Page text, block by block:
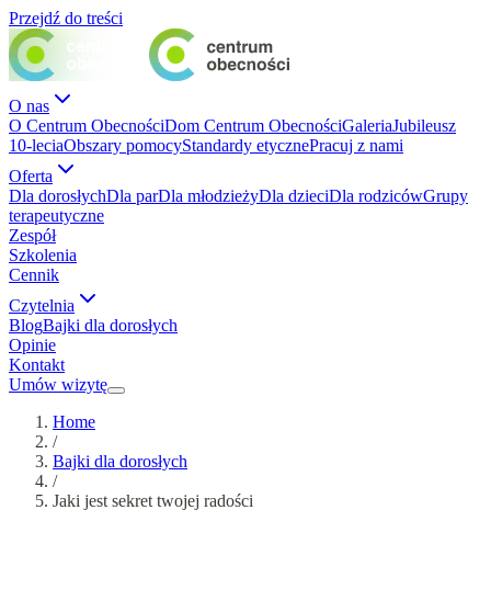
Przejdź do treści
O nas
O Centrum ObecnościDom Centrum ObecnościGaleriaJubileusz
10-leciaObszary pomocyStandardy etycznePracuj z nami
Oferta
Dla dorosłychDla parDla młodzieżyDla dzieciDla rodzicówGrupy
terapeutyczne
Zespół
Szkolenia
Cennik
Czytelnia
BlogBajki dla dorosłych
Opinie
Kontakt
Umów wizytę
Home
/
Bajki dla dorosłych
/
Jaki jest sekret twojej radości